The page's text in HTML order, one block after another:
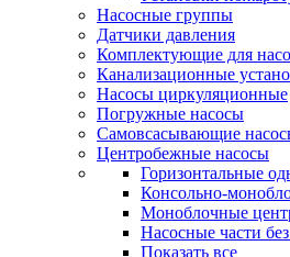
Насосные группы
Датчики давления
Комплектующие для
Канализационные
Насосы циркуляционные
Погружные насосы
Самовсасывающие
Центробежные насосы
Горизонтальные
Консольно-
Моноблочные
Насосные части
Показать все